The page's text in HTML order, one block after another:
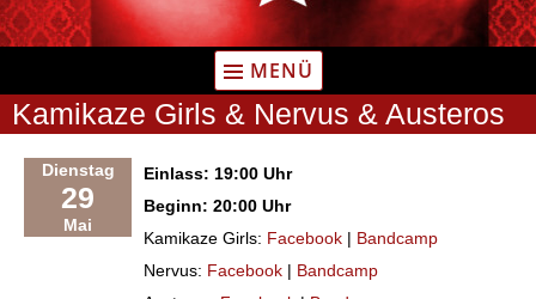
MENÜ
Kamikaze Girls & Nervus & Austeros
Dienstag
29
Mai
Einlass: 19:00 Uhr
Beginn: 20:00 Uhr
Kamikaze Girls: Facebook | Bandcamp
Nervus: Facebook | Bandcamp